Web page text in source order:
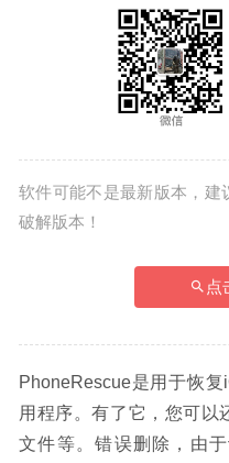
软件可能不是最新版本，建
破解版本！
点
PhoneRescue是用于恢
用程序。有了它，您可以
文件等。错误删除，由